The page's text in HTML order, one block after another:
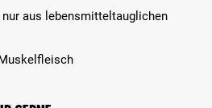
aus lebensmitteltauglichen